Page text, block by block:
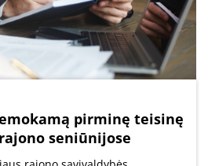
pirminę teisinę
seniūnijose